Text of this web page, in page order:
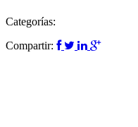
Categorías:
Compartir: